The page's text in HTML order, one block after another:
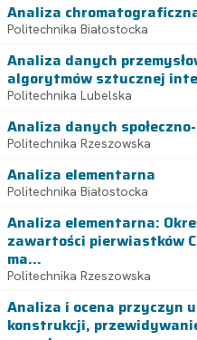
Analiza
Politechnika Białostocka
Analiza danych
algorytmów sztucznej
Politechnika Lubelska
Analiza danych
Politechnika Rzeszowska
Analiza elementarna
Politechnika Białostocka
Analiza elementarna:
zawartości pierwiastków
ma...
Politechnika Rzeszowska
Analiza i ocena przyczyn
konstrukcji,